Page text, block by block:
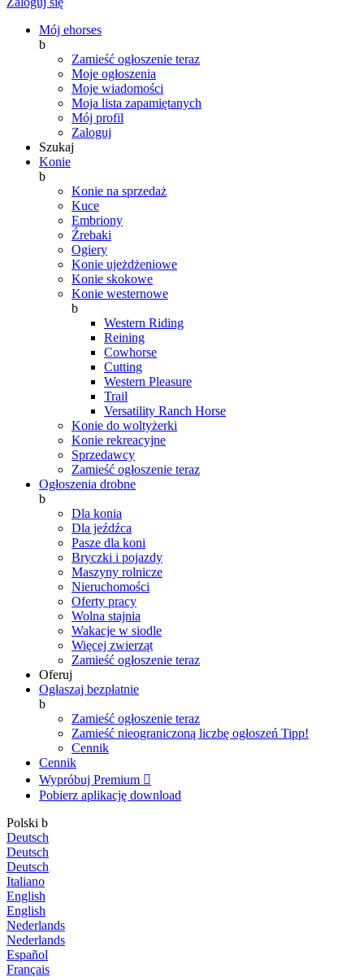
Mój ehorses
b
Zamieść ogłoszenie teraz
Moje ogłoszenia
Moje wiadomości
Moja lista zapamiętanych
Mój profil
Zaloguj
Szukaj
Konie
b
Konie na sprzedaż
Kuce
Embriony
Źrebaki
Ogiery
Konie ujeżdżeniowe
Konie skokowe
Konie westernowe
b
Western Riding
Reining
Cowhorse
Cutting
Western Pleasure
Trail
Versatility Ranch Horse
Konie do woltyżerki
Konie rekreacyjne
Sprzedawcy
Zamieść ogłoszenie teraz
Ogłoszenia drobne
b
Dla konia
Dla jeźdźca
Pasze dla koni
Bryczki i pojazdy
Maszyny rolnicze
Nieruchomości
Oferty pracy
Wolna stajnia
Wakacje w siodle
Więcej zwierząt
Zamieść ogłoszenie teraz
Oferuj
Ogłaszaj bezpłatnie
b
Zamieść ogłoszenie teraz
Zamieść nieograniczoną liczbę ogłoszeń Tipp!
Cennik
Cennik
Wypróbuj Premium 
Pobierz aplikację download
Polski b
Deutsch
Deutsch
Deutsch
Italiano
English
English
Nederlands
Nederlands
Español
Français